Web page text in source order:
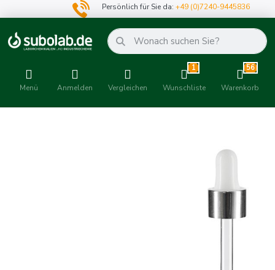
Persönlich für Sie da:+49 (0)7240-9445836
Menü Anmelden Vergleichen
1
Wunschliste
56
Warenkorb